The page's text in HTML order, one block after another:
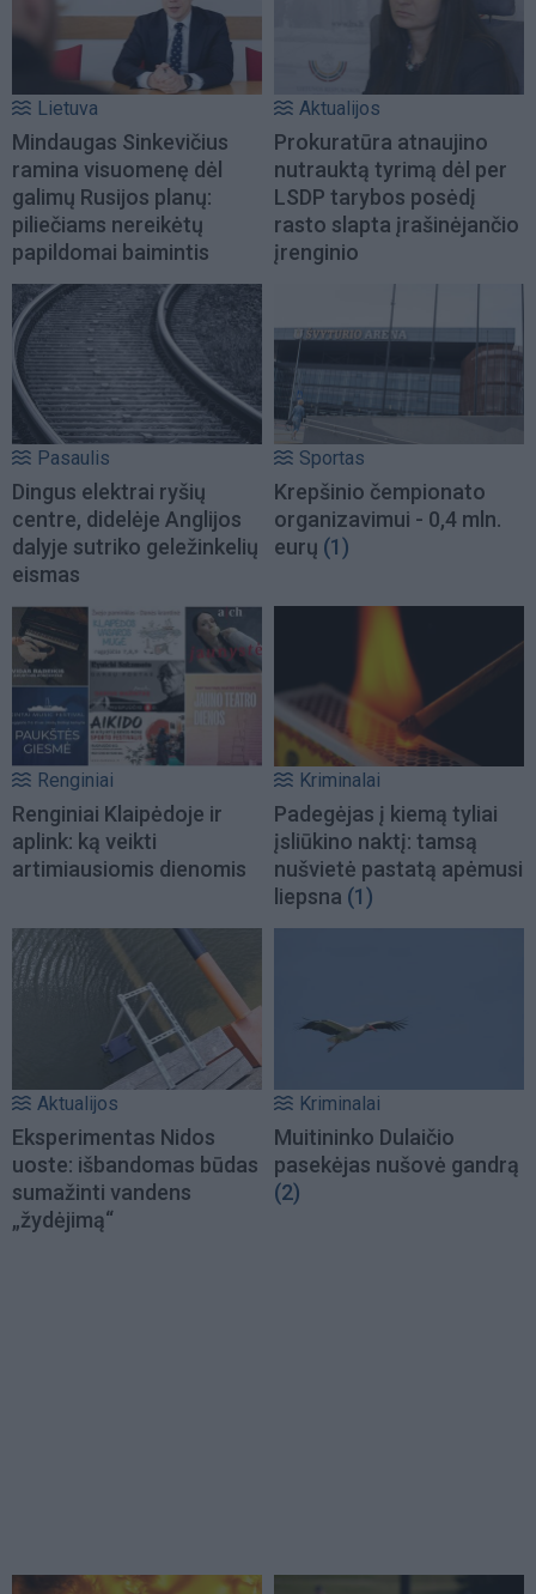
Lietuva
Mindaugas Sinkevičius
ramina visuomenę dėl
galimų Rusijos planų:
piliečiams nereikėtų
papildomai baimintis
Aktualijos
Prokuratūra atnaujino
nutrauktą tyrimą dėl per
LSDP tarybos posėdį
rasto slapta įrašinėjančio
įrenginio
Pasaulis
Dingus elektrai ryšių
centre, didelėje Anglijos
dalyje sutriko geležinkelių
eismas
Sportas
Krepšinio čempionato
organizavimui - 0,4 mln.
eurų (1)
Renginiai
Renginiai Klaipėdoje ir
aplink: ką veikti
artimiausiomis dienomis
Kriminalai
Padegėjas į kiemą tyliai
įsliūkino naktį: tamsą
nušvietė pastatą apėmusi
liepsna (1)
Aktualijos
Eksperimentas Nidos
uoste: išbandomas būdas
sumažinti vandens
„žydėjimą“
Kriminalai
Muitininko Dulaičio
pasekėjas nušovė gandrą
(2)